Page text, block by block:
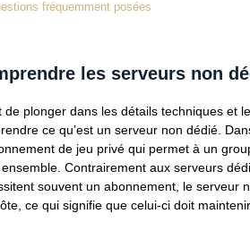
fréquemment posées
les serveurs non
de plonger dans les détails techniques et
ce qu’est un serveur non dédié.
de jeu privé qui permet à un
Contrairement aux serveurs
souvent un abonnement, le serveur
ce qui signifie que celui-ci doit